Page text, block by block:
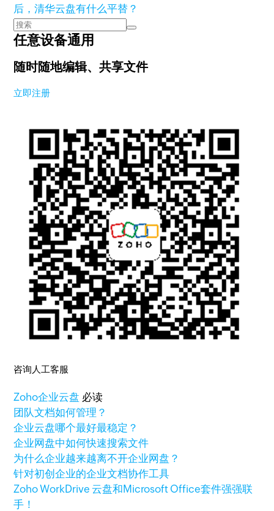
后，清华云盘有什么平替？
任意设备通用
随时随地编辑、共享文件
立即注册
咨询人工客服
Zoho企业云盘 必读
团队文档如何管理？
企业云盘哪个最好最稳定？
企业网盘中如何快速搜索文件
为什么企业越来越离不开企业网盘？
针对初创企业的企业文档协作工具
Zoho WorkDrive 云盘和Microsoft Office套件强强联
手！